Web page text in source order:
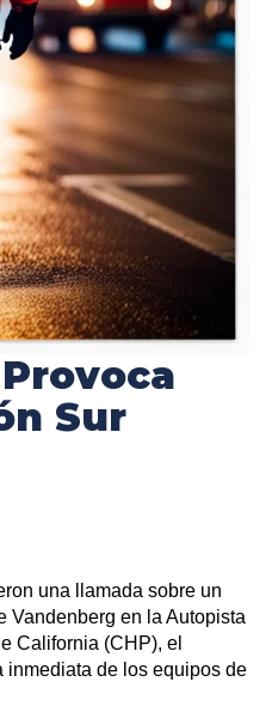
Sur
una llamada sobre un
Vandenberg en la Autopista
California (CHP), el
inmediata de los equipos de